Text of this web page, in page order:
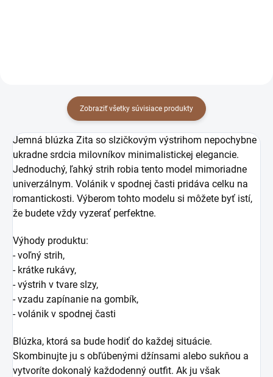
Zobraziť všetky súvisiace produkty
Jemná blúzka Zita so slzičkovým výstrihom nepochybne
ukradne srdcia milovníkov minimalistickej elegancie.
Jednoduchý, ľahký strih robia tento model mimoriadne
univerzálnym. Volánik v spodnej časti pridáva celku na
romantickosti. Výberom tohto modelu si môžete byť istí,
že budete vždy vyzerať perfektne.
Výhody produktu:
- voľný strih,
- krátke rukávy,
- výstrih v tvare slzy,
- vzadu zapínanie na gombík,
- volánik v spodnej časti
Blúzka, ktorá sa bude hodiť do každej situácie.
Skombinujte ju s obľúbenými džínsami alebo sukňou a
vytvoríte dokonalý každodenný outfit. Ak ju však